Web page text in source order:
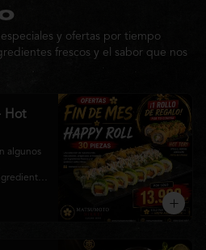
y ofertas por tiempo
frescos y el sabor que nos
algunos